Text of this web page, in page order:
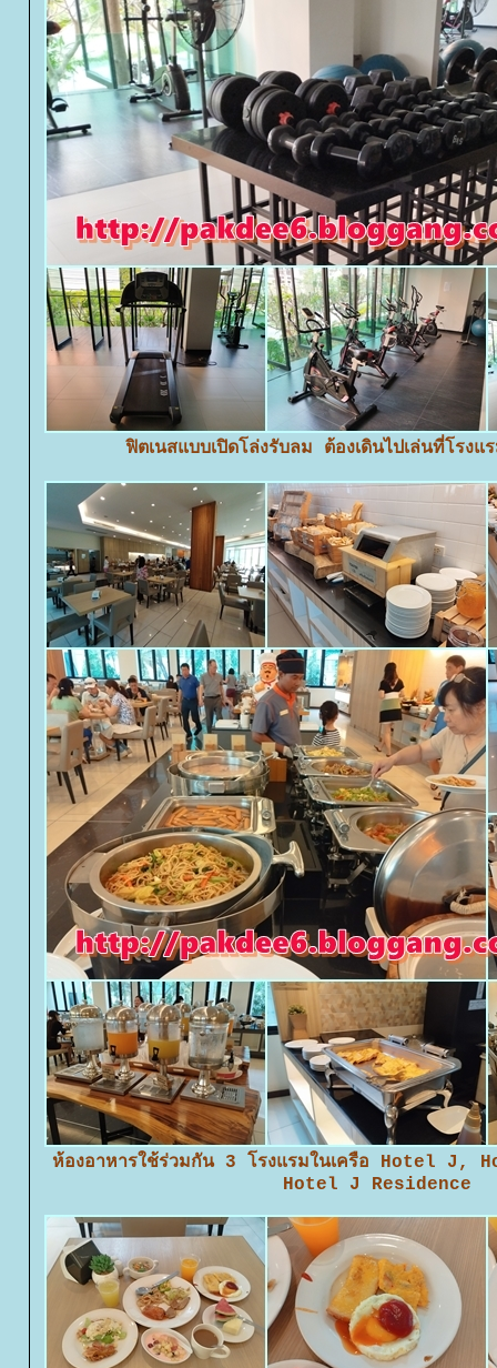
ฟิตเนสแบบเปิดโล่งรับลม ต้องเดินไปเล่นที่โร
ห้องอาหารใช้ร่วมกัน 3 โรงแรมในเครือ Hotel
Hotel J Residence